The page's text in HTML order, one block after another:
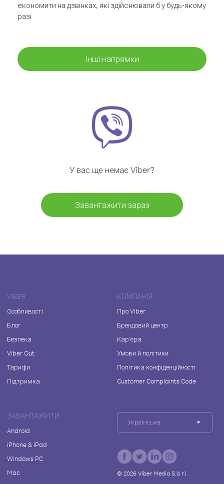
економити на дзвінках, які здійснювали б у будь-якому
разі
Інші напрямки
У вас ще немає Viber?
Завантажити зараз
VIBER
Особливості
Блог
Безпека
Viber Out
Тарифи
Підтримка
КОМПАНІЯ
Про Viber
Брендовий центр
Кар'єра
Умови й політики
Політика конфіденційності
Customer Complaints Code
ЗАВАНТАЖИТИ
Android
iPhone & iPad
Windows PC
Mac
Українська
© 2026Viber Media S.à r.l.